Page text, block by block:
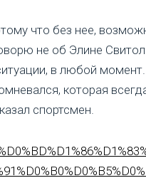
что без нее,
не об Элине
в любой
которая
спортсмен.